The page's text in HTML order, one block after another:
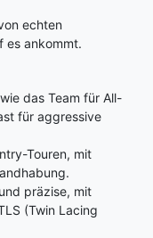
echten
es ankommt.
das Team für All-
für aggressive
Touren, mit
präzise, mit
(Twin Lacing